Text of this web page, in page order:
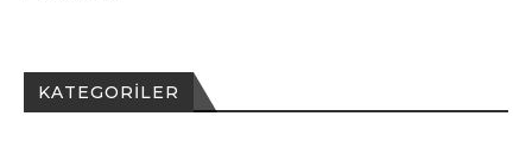
KATEGORILER